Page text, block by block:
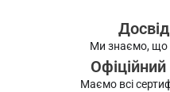
Ми знаємо, що
Маємо всі